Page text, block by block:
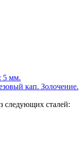
5 мм.
кап. Золочение.
следующих сталей: